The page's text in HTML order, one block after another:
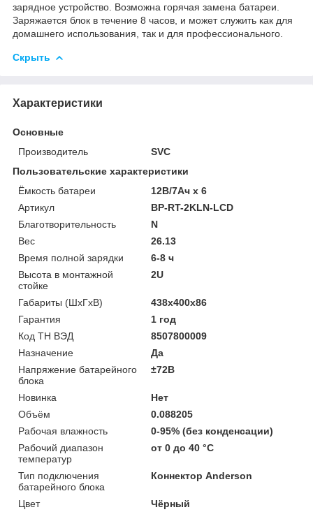
зарядное устройство. Возможна горячая замена батареи.
Заряжается блок в течение 8 часов, и может служить как для
домашнего использования, так и для профессионального.
Скрыть
Характеристики
Основные
Производитель
SVC
Пользовательские характеристики
Ёмкость батареи
12В/7Ач х 6
Артикул
BP-RT-2KLN-LCD
Благотворительность
N
Вес
26.13
Время полной зарядки
6-8 ч
Высота в монтажной
стойке
2U
Габариты (ШхГхВ)
438х400х86
Гарантия
1 год
Код ТН ВЭД
8507800009
Назначение
Да
Напряжение батарейного
блока
±72В
Новинка
Нет
Объём
0.088205
Рабочая влажность
0-95% (без конденсации)
Рабочий диапазон
температур
от 0 до 40 °С
Тип подключения
батарейного блока
Коннектор Anderson
Цвет Чёрный